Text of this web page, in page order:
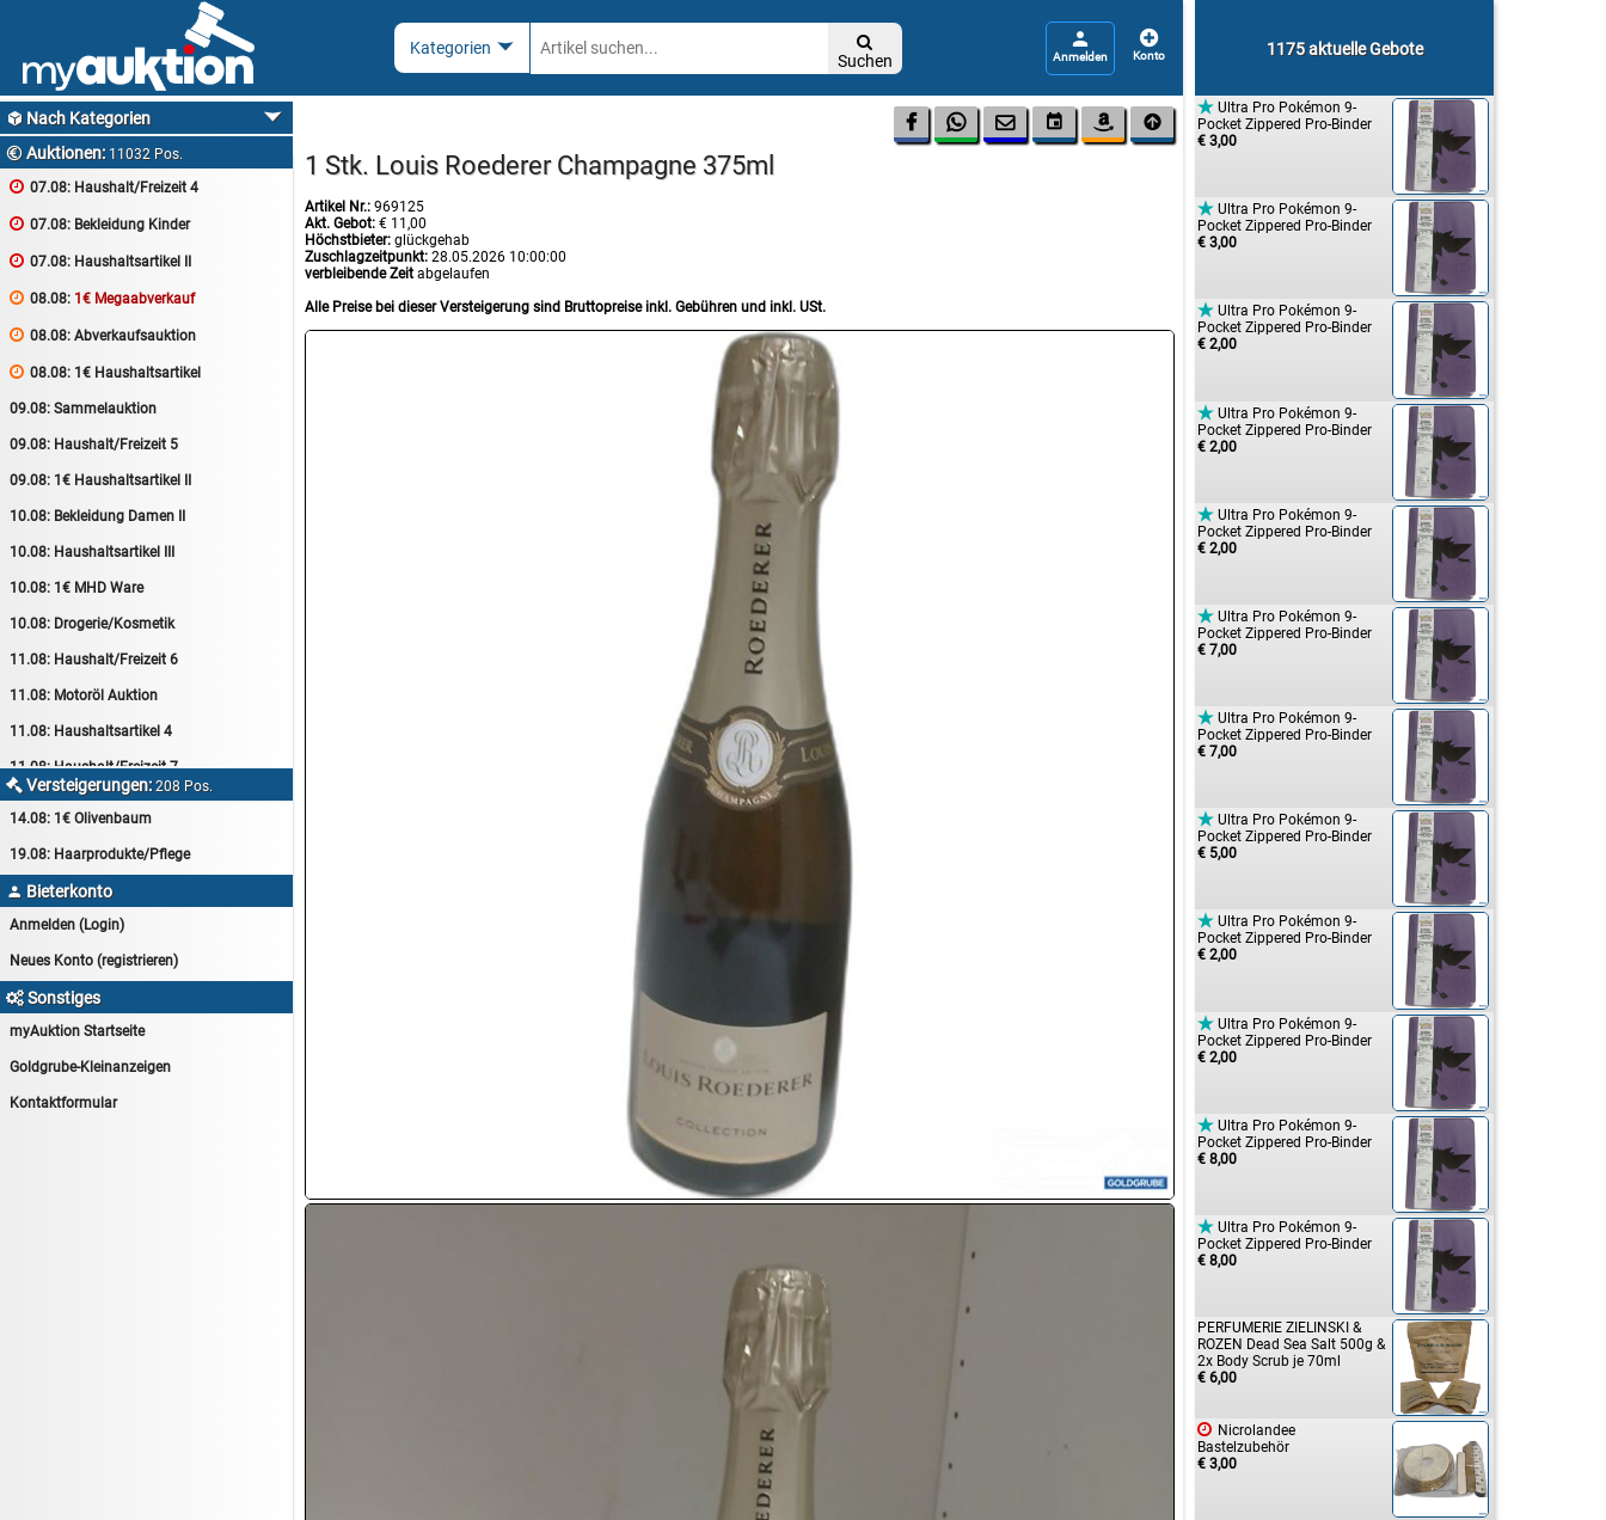

Suchen
 
 Nach Kategorien
 Auktionen: 11032 Pos.
 07.08: Haushalt/Freizeit 4
 07.08: Bekleidung Kinder
 07.08: Haushaltsartikel II
 08.08: 1€ Megaabverkauf
 08.08: Abverkaufsauktion
 08.08: 1€ Haushaltsartikel
09.08: Sammelauktion
09.08: Haushalt/Freizeit 5
09.08: 1€ Haushaltsartikel II
10.08: Bekleidung Damen II
10.08: Haushaltsartikel III
10.08: 1€ MHD Ware
10.08: Drogerie/Kosmetik
11.08: Haushalt/Freizeit 6
11.08: Motoröl Auktion
11.08: Haushaltsartikel 4
11.08:Haushalt/Freizeit 7
12.08:Sammelauktion
12.08:Pralinen Auktion
12.08:Haushalt/Freizeit
13.08:1€ Totalabverkauf
13.08:Haushalt/Freizeit II
 Versteigerungen:208 Pos.
14.08: 1€ Olivenbaum
19.08: Haarprodukte/Pflege
 Bieterkonto
Anmelden (Login)
Neues Konto (registrieren)
Sonstiges
myAuktion Startseite
Goldgrube-Kleinanzeigen
Kontaktformular
1175 aktuelle Gebote
 Ultra Pro Pokémon 9-
Pocket Zippered Pro-Binder
€ 3,00
 Ultra Pro Pokémon 9-
Pocket Zippered Pro-Binder
€ 3,00
 Ultra Pro Pokémon 9-
Pocket Zippered Pro-Binder
€ 2,00
 Ultra Pro Pokémon 9-
Pocket Zippered Pro-Binder
€ 2,00
 Ultra Pro Pokémon 9-
Pocket Zippered Pro-Binder
€ 2,00
 Ultra Pro Pokémon 9-
Pocket Zippered Pro-Binder
€ 7,00
 Ultra Pro Pokémon 9-
Pocket Zippered Pro-Binder
€ 7,00
 Ultra Pro Pokémon 9-
Pocket Zippered Pro-Binder
€ 5,00
 Ultra Pro Pokémon 9-
Pocket Zippered Pro-Binder
€ 2,00
 Ultra Pro Pokémon 9-
Pocket Zippered Pro-Binder
€ 2,00
 Ultra Pro Pokémon 9-
Pocket Zippered Pro-Binder
€ 8,00
 Ultra Pro Pokémon 9-
Pocket Zippered Pro-Binder
€ 8,00
PERFUMERIE ZIELINSKI &
ROZEN Dead Sea Salt 500g &
2x Body Scrub je 70ml
€ 6,00
 Nicrolandee
Bastelzubehör
€ 3,00
     
1 Stk. Louis Roederer Champagne 375ml
Artikel Nr.: 969125
Akt. Gebot: € 11,00
Höchstbieter: glückgehab
Zuschlagzeitpunkt: 28.05.2026 10:00:00
verbleibende Zeit abgelaufen
Alle Preise bei dieser Versteigerung sind Bruttopreise inkl. Gebühren und inkl. USt.